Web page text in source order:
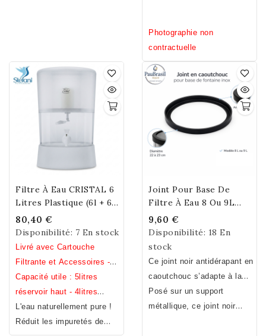
robinet n’est pas un
dispositif anti-
débordement.
tout débordement du
réservoir inférieur de
votre fontaine filtrante.
Il régule
automatiquement le
niveau d’eau filtrée et
évite les écoulements
indésirables lorsque la
cuve basse est pleine.
Photographie non
contractuelle
Filtre À Eau CRISTAL 6
Litres Plastique (6l + 6l)
Free Bisphenol A,S,F
80,40 €
Disponibilité: 7 En stock
Livré avec Cartouche
Filtrante et Accessoires -
Hauteur 41 cm / Diamètre
27 cm / Poids 1.8 kg (avec
cartouche, robinet et
clapet).
Capacité utile : 5litres
réservoir haut - 4litres
réservoir bas.
L'eau naturellement pure !
Réduit les impuretés de
Joint Pour Base De
Filtre À Eau 8 Ou 9L
Inox
9,60 €
Disponibilité: 18 En
stock
Ce joint noir antidérapant en
caoutchouc s’adapte à la
base du compartiment
inférieur de votre fontaine
Posé sur un support
métallique, ce joint noir